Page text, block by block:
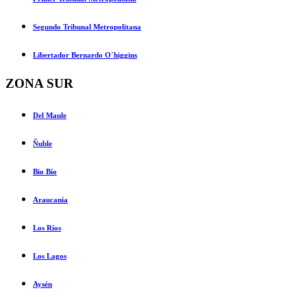
Segundo Tribunal Metropolitana
Libertador Bernardo O´higgins
ZONA SUR
Del Maule
Ñuble
Bio Bío
Araucanía
Los Ríos
Los Lagos
Aysén